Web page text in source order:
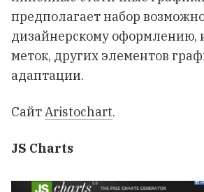
предполагает набор
дизайнерскому оформлению,
меток, других элементов
адаптации.
СайтAristochart.
JS Charts